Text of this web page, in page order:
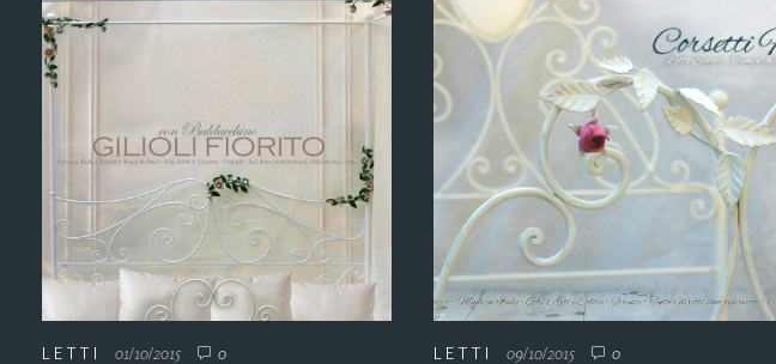
LETTI 01/10/2015 0 LETTI 09/10/2015 0